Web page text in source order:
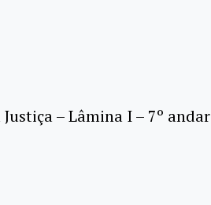
– Lâmina I – 7º andar